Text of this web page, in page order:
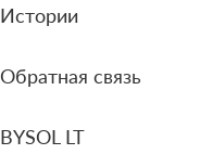
Истории
Обратная связь
BYSOL LT